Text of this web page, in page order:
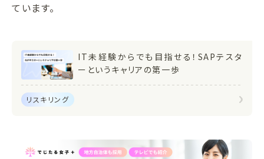
ています。
IT未経験からでも目指せる！SAPテスタ
ーというキャリアの第一歩
リスキリング